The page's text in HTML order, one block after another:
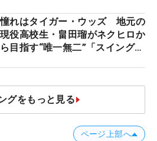
憧れはタイガー・ウッズ 地元の
現役高校生・畠田瑠がネクヒロか
ら目指す“唯一無二”「スイングは
グをもっと見る
ページ上部へ